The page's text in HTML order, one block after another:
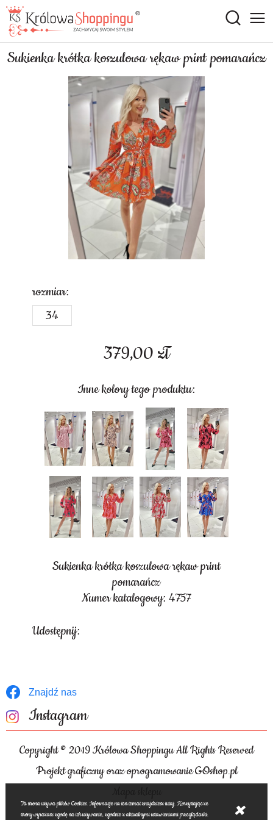
Sukienka krótka koszulowa rękaw print pomarańcz
379,00 zł
Inne kolory tego produktu:
rozmiar:
34
Sukienka krótka koszulowa rękaw print
pomarańcz
Numer katalogowy: 4757
Udostępnij:
Znajdź nas
Instagram
Copyright © 2019 Królowa Shoppingu All Rights Reserved
Projekt graficzny oraz oprogramowanie GOshop.pl
Ta strona używa plików Cookies. Informacje na ten temat znajdziesz tutaj. Korzystając ze
strony wyrażasz zgodę na ich używanie, zgodnie z aktualnymi ustawieniami przeglądarki.